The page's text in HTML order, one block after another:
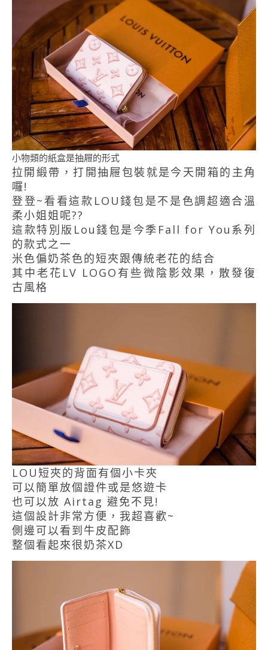
小物類的紙盒是抽屜的形式
拉開緞帶，打開抽屜包裝就是今天開箱的主角
囉!
登登~看看這款LOU錢包是不是色調超適合溫
柔小姐姐呢??
這款特別版Lou錢包是今季Fall for You系列
的款式之一
米色偏奶茶色的短夾跟傳統老花的結合
其中老花LV LOGO有些微陰影效果，散發復
古風格
LOU短夾的背面有個小卡夾
可以簡單放個證件或是悠遊卡
也可以放 Airtag 避免不見!
這個設計非常方便，我超喜歡~
側邊可以看到牛皮配飾
整個看起來很奶茶XD